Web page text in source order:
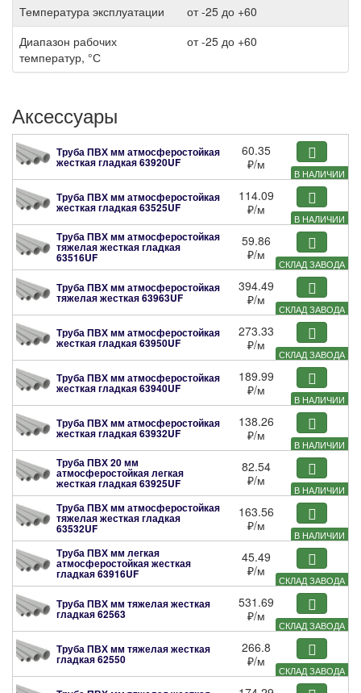
Температура эксплуатации
от -25 до +60
Диапазон рабочих
температур, °С
от -25 до +60
Аксессуары
В НАЛИЧИИ
Труба ПВХ мм атмосферостойкая
жесткая гладкая63920UF
60.35
₽/м
В НАЛИЧИИ
Труба ПВХ мм атмосферостойкая
жесткая гладкая63525UF
114.09
₽/м
СКЛАД ЗАВОДА
Труба ПВХ мм атмосферостойкая
тяжелая жесткая гладкая
63516UF
59.86
₽/м
СКЛАД ЗАВОДА
Труба ПВХ мм атмосферостойкая
тяжелая жесткая63963UF
394.49
₽/м
СКЛАД ЗАВОДА
Труба ПВХ мм атмосферостойкая
жесткая гладкая63950UF
273.33
₽/м
В НАЛИЧИИ
Труба ПВХ мм атмосферостойкая
жесткая гладкая63940UF
189.99
₽/м
В НАЛИЧИИ
Труба ПВХ мм атмосферостойкая
жесткая гладкая63932UF
138.26
₽/м
В НАЛИЧИИ
Труба ПВХ 20 мм
атмосферостойкая легкая
жесткая гладкая63925UF
82.54
₽/м
В НАЛИЧИИ
Труба ПВХ мм атмосферостойкая
тяжелая жесткая гладкая
63532UF
163.56
₽/м
СКЛАД ЗАВОДА
Труба ПВХ мм легкая
атмосферостойкая жесткая
гладкая63916UF
45.49
₽/м
СКЛАД ЗАВОДА
Труба ПВХ мм тяжелая жесткая
гладкая62563
531.69
₽/м
СКЛАД ЗАВОДА
Труба ПВХ мм тяжелая жесткая
гладкая62550
266.8
₽/м